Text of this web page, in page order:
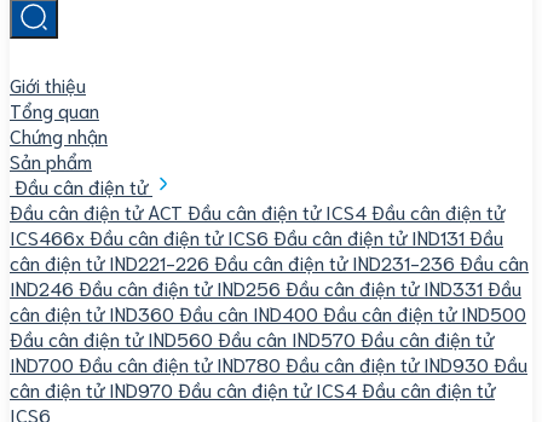
Giới thiệu
Tổng quan
Chứng nhận
Sản phẩm
Đầu cân điện tử
Đầu cân điện tử ACT Đầu cân điện tử ICS4Đầu cân điện tử
ICS466xĐầu cân điện tử ICS6 Đầu cân điện tử IND131Đầu
cân điện tử IND221-226 Đầu cân điện tử IND231-236 Đầu cân
IND246 Đầu cân điện tử IND256 Đầu cân điện tử IND331Đầu
cân điện tử IND360 Đầu cân IND400 Đầu cân điện tử IND500
Đầu cân điện tử IND560 Đầu cân IND570 Đầu cân điện tử
IND700 Đầu cân điện tử IND780 Đầu cân điện tử IND930 Đầu
cân điện tử IND970 Đầu cân điện tử ICS4Đầu cân điện tử
ICS6